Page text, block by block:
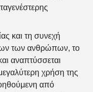
και τη συνεχή
των ανθρώπων, το
αναπτύσσεται
χρήση της
από